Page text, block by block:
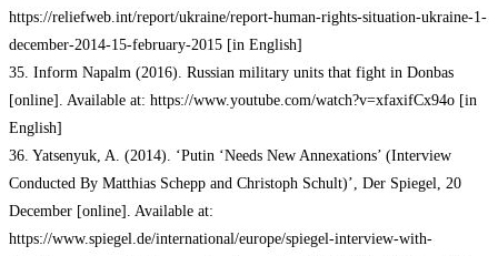
https://reliefweb.int/report/ukraine/report-human-rights-situation-ukraine-1-
december-2014-15-february-2015 [in English]
35. Inform Napalm (2016). Russian military units that fight in Donbas
[online]. Available at: https://www.youtube.com/watch?v=xfaxifCx94o [in
English]
36. Yatsenyuk, A. (2014). ‘Putin ‘Needs New Annexations’ (Interview
Conducted By Matthias Schepp and Christoph Schult)’, Der Spiegel, 20
December [online]. Available at:
https://www.spiegel.de/international/europe/spiegel-interview-with-